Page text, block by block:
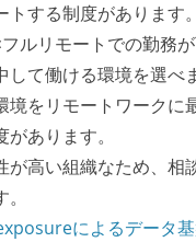
トする制度があります。
ルリモートでの勤務
て働ける環境を選べ
境をリモートワークに
あります。
が高い組織なため、相
によるデータ基